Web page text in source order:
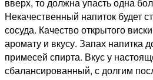
Некачественный напиток будет
сосуда. Качество открытого
аромату и вкусу. Запах напитка
примесей спирта. Вкус у
сбалансированный, с долгим